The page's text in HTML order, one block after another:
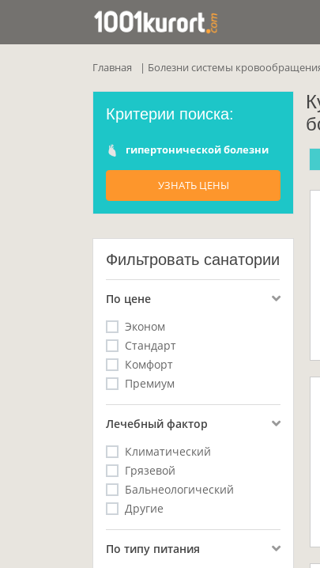
Главная Болезни системы
Критерии поиска:
гипертонической болезни
УЗНАТЬ ЦЕНЫ
Фильтровать санатории
По цене
Эконом
Стандарт
Комфорт
Премиум
Лечебный фактор
Климатический
Грязевой
Бальнеологический
Другие
Пo типу питания